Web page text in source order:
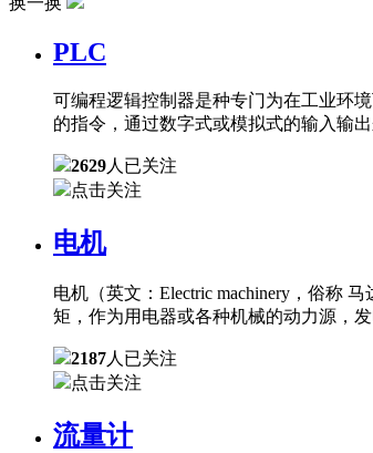
PLC
可编程逻辑控制器是种专门为在工业环
的指令，通过数字式或模拟式的输入输
2629人已关注
点击关注
电机
电机（英文：Electric machinery，俗称
矩，作为用电器或各种机械的动力源，
2187人已关注
点击关注
流量计